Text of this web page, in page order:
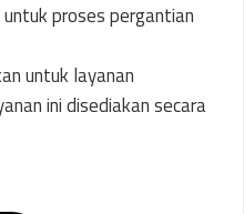
proses pergantian
untuk layanan
ini disediakan secara